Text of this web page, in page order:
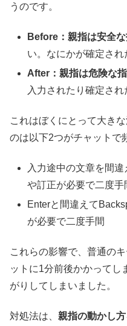
うのです。
Before：親指は安全
い。なにかが確定さ
After：親指は危険な指
入力されたり確定され
これはぼくにとって大き
のは以下2つがチャットで
入力途中の文章を間
や訂正が必要で二度手
Enterと間違えて
が必要で二度手間
これらの影響で、普通の
ットに1分前後かかってし
がりしてしまいました。
対処法は、 親指の動かし